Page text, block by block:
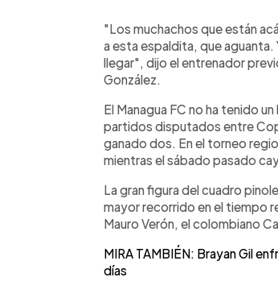
"Los muchachos que están
a esta espaldita, que
llegar", dijo el entrenador
González.
El Managua FC no ha tenido
partidos disputados entre
ganado dos. En el torneo
mientras el sábado pasado
La gran figura del cuadro
mayor recorrido en el tiempo
Mauro Verón, el colombiano
MIRA TAMBIÉN: Brayan Gil
días